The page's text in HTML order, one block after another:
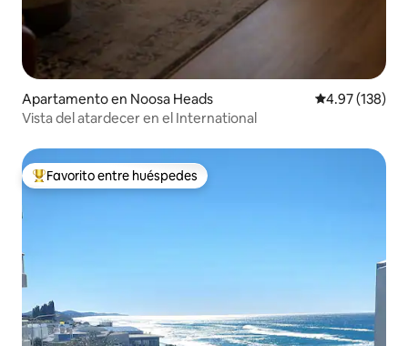
Apartamento en Noosa Heads Calificación
4.97 (138)
Vista del atardecer en el International
Favorito entre huéspedes preferido
Favorito entre huéspedes